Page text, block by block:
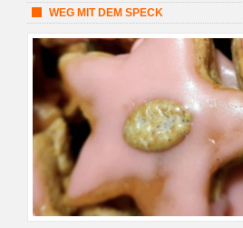
WEG MIT DEM SPECK